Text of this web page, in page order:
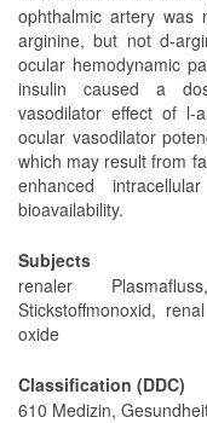
ophthalmic artery was
arginine, but not d-
ocular hemodynamic
insulin caused a
vasodilator effect of l-
ocular vasodilator
which may result from
enhanced
bioavailability.
Subjects
renaler
Stickstoffmonoxid,
oxide
Classification (DDC)
610 Medizin,